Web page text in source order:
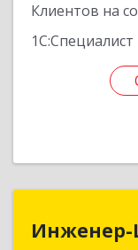
Клиентов на
1С:Специалист
Инженер-